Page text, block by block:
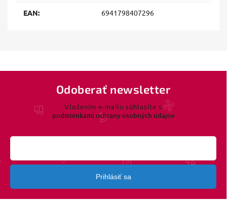
EAN: 6941798407296
Odoberať newsletter
Vložením e-mailu súhlasíte s
podmienkami ochrany osobných údajov
Prihlásiť sa